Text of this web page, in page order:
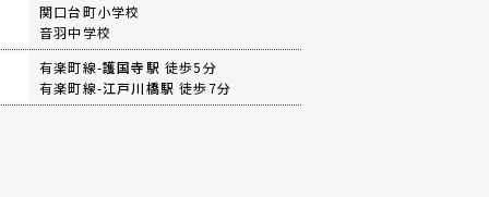
関口台町小学校
音羽中学校
有楽町線-護国寺駅 徒歩5分
有楽町線-江戸川橋駅 徒歩7分